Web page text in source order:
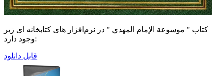
کتاب " موسوعة الإمام المهدي " در نرم‌افزار های کتابخانه ای زیر
وجود دارد:
قابل دانلود